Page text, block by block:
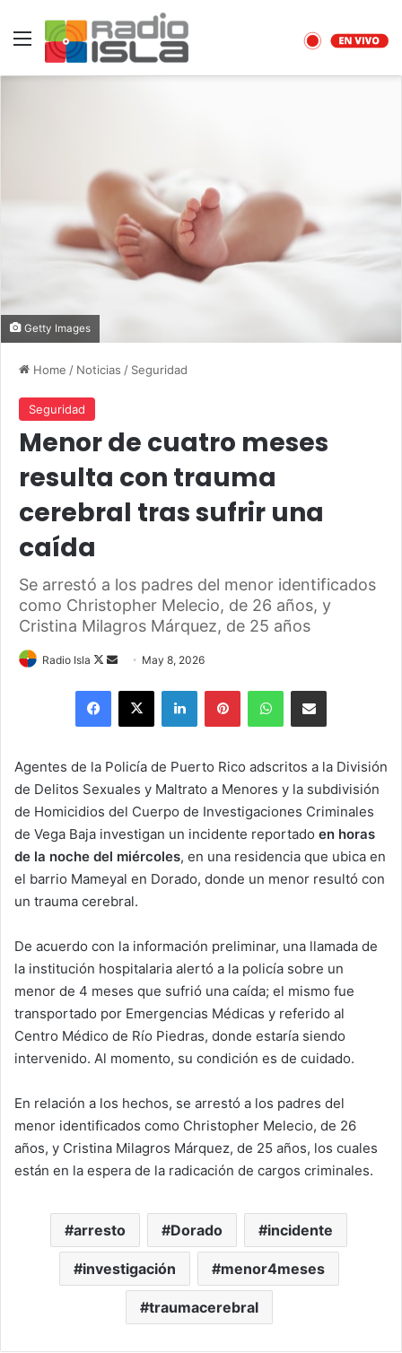
Menu
Getty Images
Home / Noticias / Seguridad
Seguridad
Menor de cuatro meses
resulta con trauma
cerebral tras sufrir una
caída
Se arrestó a los padres del menor identificados
como Christopher Melecio, de 26 años, y
Cristina Milagros Márquez, de 25 años
Radio Isla
Follow
Send
email
May 8, 2026
Facebook
X LinkedInPinterestWhatsAppShare via Email
Agentes de la Policía de Puerto Rico adscritos a la División
de Delitos Sexuales y Maltrato a Menores y la subdivisión
de Homicidios del Cuerpo de Investigaciones Criminales
de Vega Baja investigan un incidente reportado en horas
de la noche del miércoles, en una residencia que ubica en
el barrio Mameyal en Dorado, donde un menor resultó con
un trauma cerebral.
De acuerdo con la información preliminar, una llamada de
la institución hospitalaria alertó a la policía sobre un
menor de 4 meses que sufrió una caída; el mismo fue
transportado por Emergencias Médicas y referido al
Centro Médico de Río Piedras, donde estaría siendo
intervenido. Al momento, su condición es de cuidado.
En relación a los hechos, se arrestó a los padres del
menor identificados como Christopher Melecio, de 26
años, y Cristina Milagros Márquez, de 25 años, los cuales
están en la espera de la radicación de cargos criminales.
arresto Dorado incidente
investigación menor4meses
traumacerebral